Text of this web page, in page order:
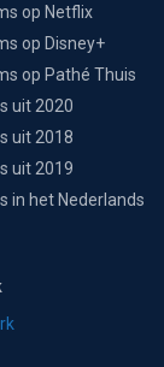
op Netflix
op Disney+
op Pathé Thuis
uit 2020
uit 2018
uit 2019
in het Nederlands